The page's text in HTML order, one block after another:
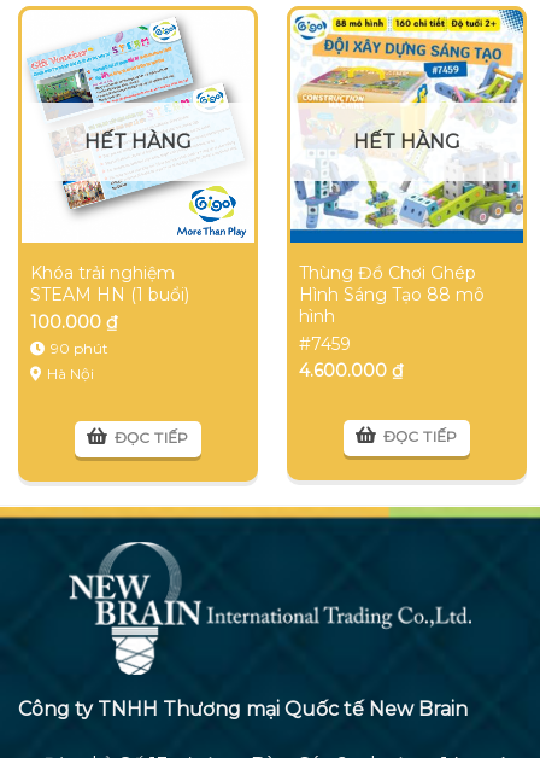
HẾT HÀNG
Khóa trải nghiệm
STEAM HN (1 buổi)
100.000 ₫
90 phút
Hà Nội
ĐỌC TIẾP
HẾT HÀNG
Thùng Đồ Chơi Ghép
Hình Sáng Tạo 88 mô
hình
#7459
4.600.000 ₫
ĐỌC TIẾP
Công ty TNHH Thương mại Quốc tế New Brain